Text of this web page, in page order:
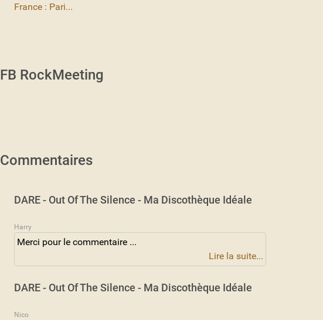
France : Pari...
FB RockMeeting
Commentaires
DARE - Out Of The Silence - Ma Discothèque Idéale
Harry
Merci pour le commentaire ...
Lire la suite...
DARE - Out Of The Silence - Ma Discothèque Idéale
Nico